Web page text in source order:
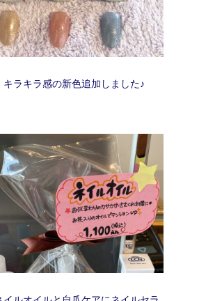
キラキラ感の新色追加しました♪